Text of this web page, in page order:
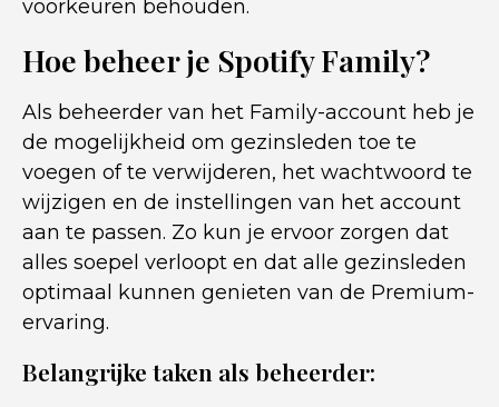
voorkeuren behouden.
Hoe beheer je Spotify Family?
Als beheerder van het Family-account heb je
de mogelijkheid om gezinsleden toe te
voegen of te verwijderen, het wachtwoord te
wijzigen en de instellingen van het account
aan te passen. Zo kun je ervoor zorgen dat
alles soepel verloopt en dat alle gezinsleden
optimaal kunnen genieten van de Premium-
ervaring.
Belangrijke taken als beheerder: